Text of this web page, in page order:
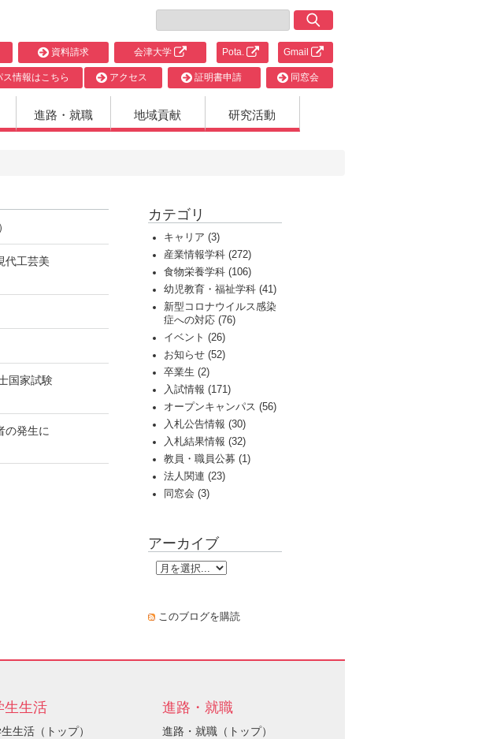
情報はこちら アクセス 証明書申請 同窓会
資料請求 会津大学 Pota. Gmail
進路・就職 地域貢献 研究活動
代工芸美
国家試験
の発生に
カテゴリ
キャリア (3)
産業情報学科 (272)
食物栄養学科 (106)
幼児教育・福祉学科 (41)
新型コロナウイルス感染
症への対応 (76)
イベント (26)
お知らせ (52)
卒業生 (2)
入試情報 (171)
オープンキャンパス (56)
入札公告情報 (30)
入札結果情報 (32)
教員・職員公募 (1)
法人関連 (23)
同窓会 (3)
アーカイブ
このブログを購読
生生活
生活（トップ）
進路・就職
進路・就職（トップ）